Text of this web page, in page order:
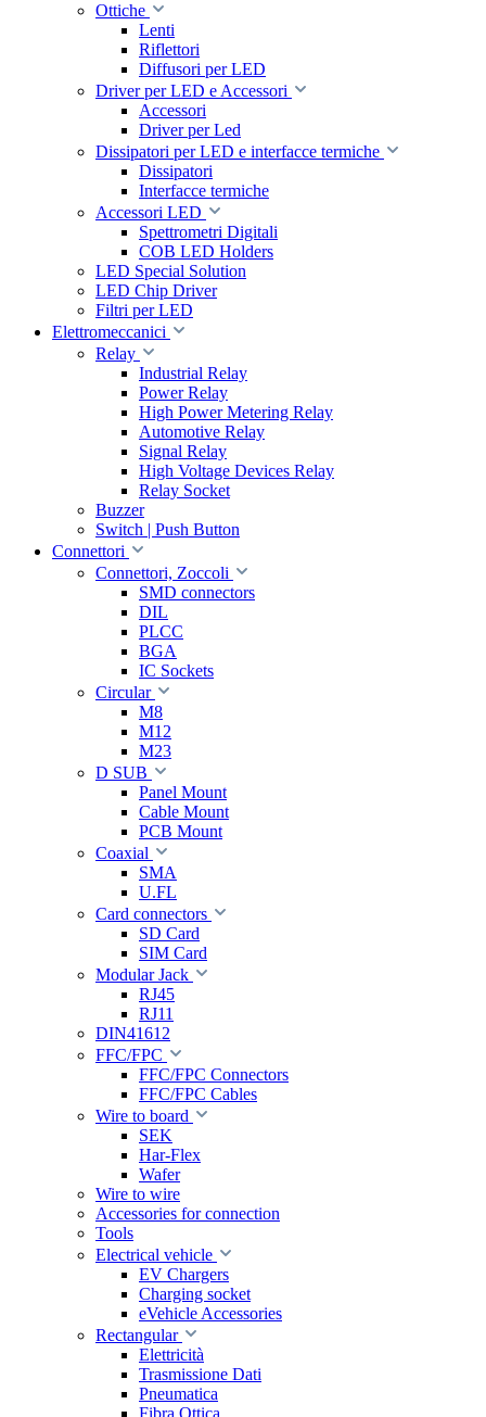
Ottiche
Lenti
Riflettori
Diffusori per LED
Driver per LED e Accessori
Accessori
Driver per Led
Dissipatori per LED e interfacce termiche
Dissipatori
Interfacce termiche
Accessori LED
Spettrometri Digitali
COB LED Holders
LED Special Solution
LED Chip Driver
Filtri per LED
Elettromeccanici
Relay
Industrial Relay
Power Relay
High Power Metering Relay
Automotive Relay
Signal Relay
High Voltage Devices Relay
Relay Socket
Buzzer
Switch | Push Button
Connettori
Connettori, Zoccoli
SMD connectors
DIL
PLCC
BGA
IC Sockets
Circular
M8
M12
M23
D SUB
Panel Mount
Cable Mount
PCB Mount
Coaxial
SMA
U.FL
Card connectors
SD Card
SIM Card
Modular Jack
RJ45
RJ11
DIN41612
FFC/FPC
FFC/FPC Connectors
FFC/FPC Cables
Wire to board
SEK
Har-Flex
Wafer
Wire to wire
Accessories for connection
Tools
Electrical vehicle
EV Chargers
Charging socket
eVehicle Accessories
Rectangular
Elettricità
Trasmissione Dati
Pneumatica
Fibra Ottica